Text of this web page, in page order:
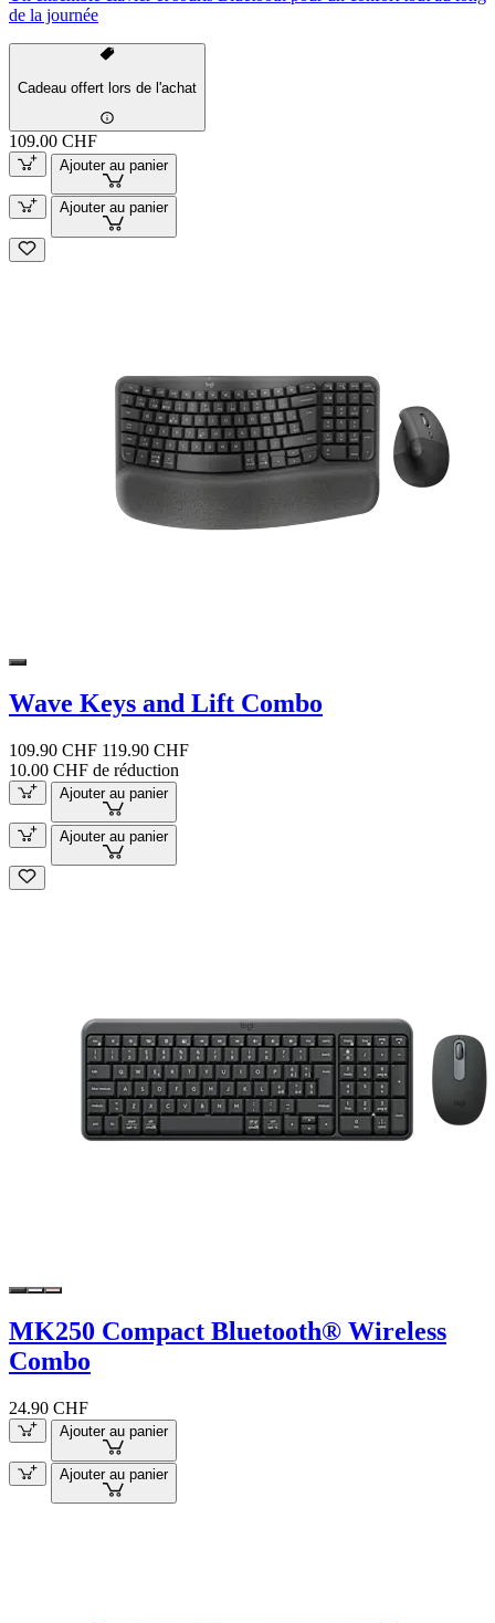
de la journée
Cadeau offert lors de l'achat
109.00 CHF
Ajouter au panier
Ajouter au panier
Wave Keys and Lift Combo
109.90 CHF 119.90 CHF
10.00 CHF de réduction
Ajouter au panier
Ajouter au panier
MK250 Compact Bluetooth® Wireless
Combo
24.90 CHF
Ajouter au panier
Ajouter au panier